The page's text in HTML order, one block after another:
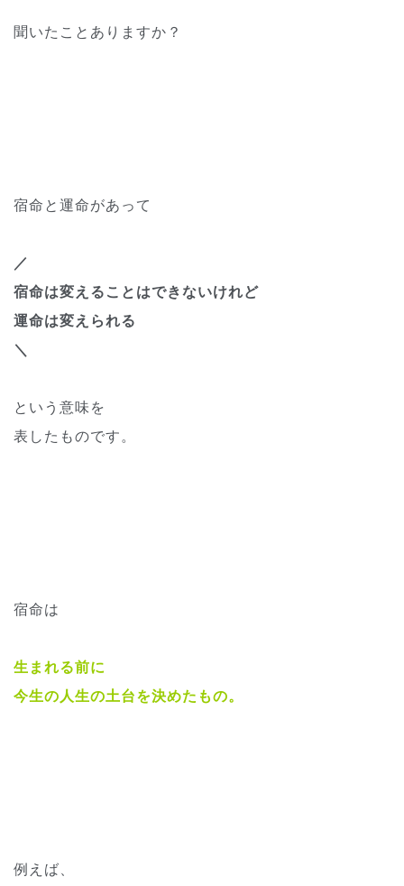
聞いたことありますか？
宿命と運命があって
／
宿命は変えることはできないけれど
運命は変えられる
＼
という意味を
表したものです。
宿命は
生まれる前に
今生の人生の土台を決めたもの。
例えば、